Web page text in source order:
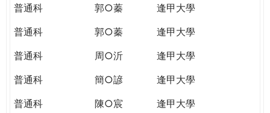
普通科
郭○蓁
逢甲大學
普通科
郭○蓁
逢甲大學
普通科
周○沂
逢甲大學
普通科
簡○諺
逢甲大學
普通科
陳○宸 逢甲大學